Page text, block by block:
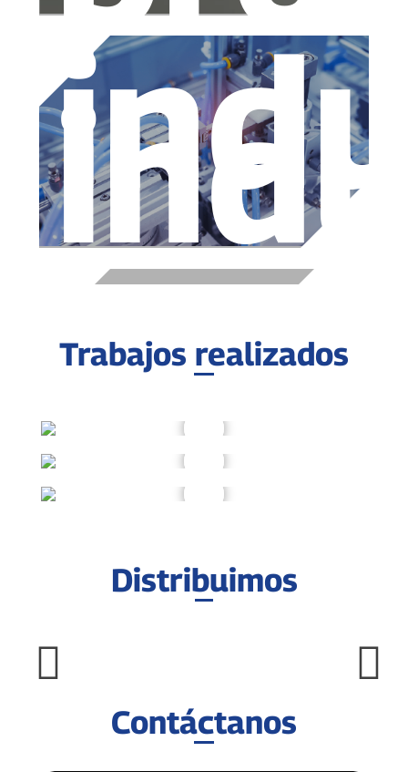
Trabajos realizados
Distribuimos
Contáctanos